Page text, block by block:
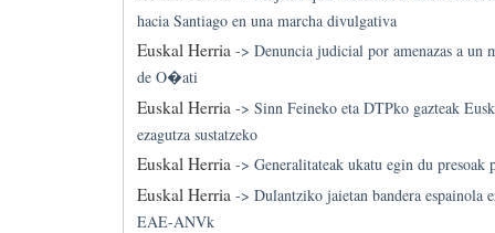
hacia Santiago en una marcha divulgativa
Euskal Herria-> Denuncia judicial por amenazas a un
de O�ati
Euskal Herria-> Sinn Feineko eta DTPko gazteak
ezagutza sustatzeko
Euskal Herria-> Generalitateak ukatu egin du
Euskal Herria -> Dulantziko jaietan bandera espainola
EAE-ANVk